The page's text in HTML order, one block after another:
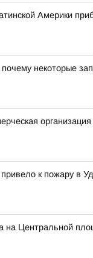
Америки
некоторые
к пожару в
на Центральной